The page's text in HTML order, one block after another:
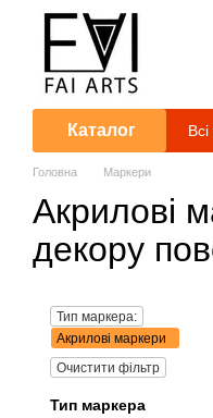
Перейти до основного
Каталог
Головна Маркери
Акрилові
декору
Тип маркера:
Акрилові маркери
Очистити фільтр
Тип маркера